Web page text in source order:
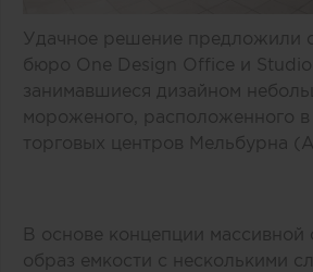
Удачное решение предложили
бюро One Design Office и Studio
занимавшиеся дизайном
мороженого, расположенного
торговых центров Мельбурна
В основе концепции массивной
образ емкости с несколькими